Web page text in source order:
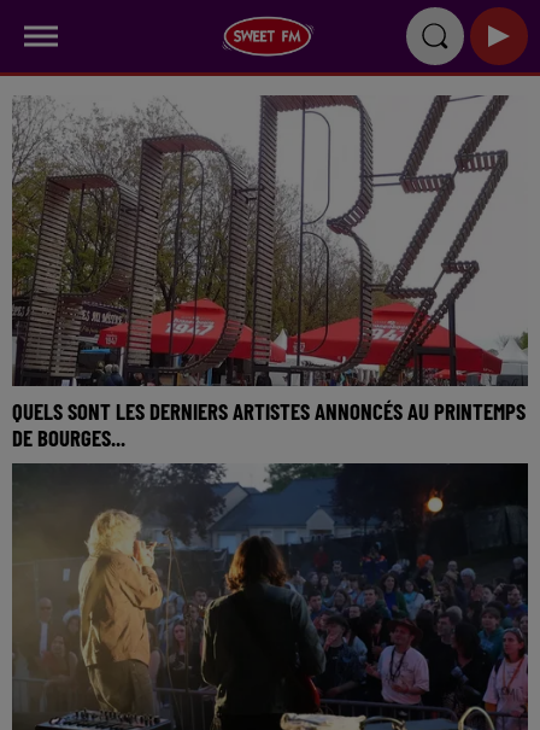
QUELS SONT LES DERNIERS ARTISTES ANNONCÉS AU PRINTEMPS
DE BOURGES...